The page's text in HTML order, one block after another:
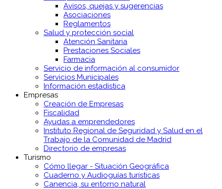
Avisos, quejas y sugerencias
Asociaciones
Reglamentos
Salud y protección social
Atención Sanitaria
Prestaciones Sociales
Farmacia
Servicio de información al consumidor
Servicios Municipales
Información estadística
Empresas
Creación de Empresas
Fiscalidad
Ayudas a emprendedores
Instituto Regional de Seguridad y Salud en el
Trabajo de la Comunidad de Madrid
Directorio de empresas
Turismo
Cómo llegar - Situación Geográfica
Cuaderno y Audioguías turísticas
Canencia, su entorno natural